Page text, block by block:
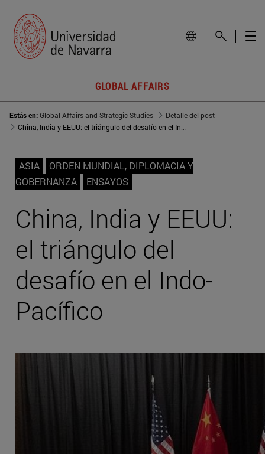
GLOBAL AFFAIRS
Estás en:Global Affairs and Strategic Studies
Detalle del post
China, India y EEUU: el triángulo del desafío en el Indo-Pacífico
ASIA
ORDEN MUNDIAL, DIPLOMACIA Y
GOBERNANZA
ENSAYOS
China, India y EEUU:
el triángulo del
desafío en el Indo-
Pacífico